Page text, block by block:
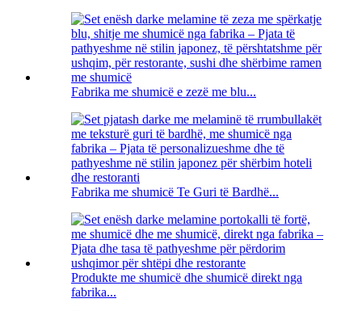
Fabrika me shumicë e zezë me blu...
Fabrika me shumicë Te Guri të Bardhë...
Produkte me shumicë dhe shumicë direkt nga
fabrika...